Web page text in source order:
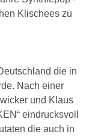
Klischees zu
die in
Nach einer
und Klaus
eindrucksvoll
die auch in